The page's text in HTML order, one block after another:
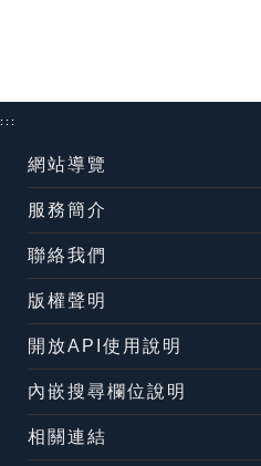
:::
網站導覽
服務簡介
聯絡我們
版權聲明
開放API使用說明
內嵌搜尋欄位說明
相關連結